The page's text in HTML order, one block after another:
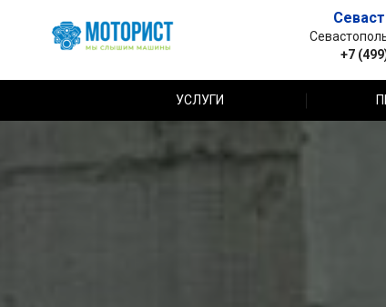
+7
УСЛУГИ